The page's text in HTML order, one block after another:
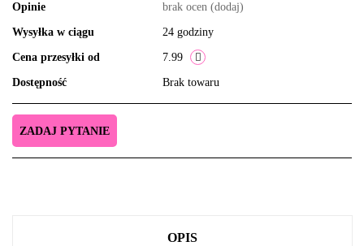
Opinie brak ocen (dodaj)
Wysyłka w ciągu 24 godziny
Cena przesyłki od 7.99
Dostępność Brak towaru
ZADAJ PYTANIE
OPIS